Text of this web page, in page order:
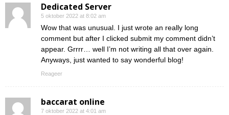
Dedicated Server
5 oktober 2022 at 8:02 am
Wow that was unusual. I just wrote an really long
comment but after I clicked submit my comment didn’t
appear. Grrrr… well I’m not writing all that over again.
Anyways, just wanted to say wonderful blog!
Reageer
baccarat online
7 oktober 2022 at 4:01 am